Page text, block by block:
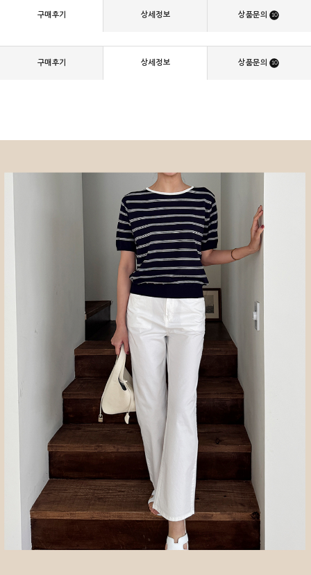
구매후기 상세정보 상품문의 10
구매후기 상세정보 상품문의 10